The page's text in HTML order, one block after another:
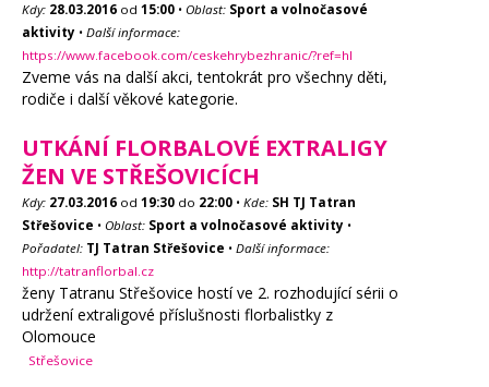
Kdy: 28.03.2016 od 15:00 • Oblast: Sport a volnočasové
aktivity • Další informace:
https://www.facebook.com/ceskehrybezhranic/?ref=hl
Zveme vás na další akci, tentokrát pro všechny děti,
rodiče i další věkové kategorie.
UTKÁNÍ FLORBALOVÉ EXTRALIGY
ŽEN VE STŘEŠOVICÍCH
Kdy: 27.03.2016 od 19:30 do 22:00 • Kde: SH TJ Tatran
Střešovice • Oblast: Sport a volnočasové aktivity •
Pořadatel: TJ Tatran Střešovice • Další informace:
http://tatranflorbal.cz
ženy Tatranu Střešovice hostí ve 2. rozhodující sérii o
udržení extraligové příslušnosti florbalistky z
Olomouce
Střešovice